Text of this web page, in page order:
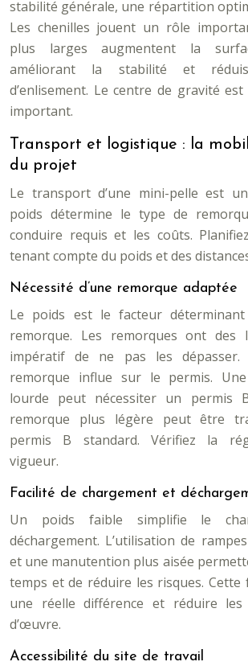
stabilité générale, une répartition
Les chenilles jouent un rôle
plus larges augmentent la
améliorant la stabilité et
d’enlisement. Le centre de gravité
important.
Transport et logistique : la
du projet
Le transport d’une mini-pelle est
poids détermine le type de
conduire requis et les coûts.
tenant compte du poids et des
Nécessité d’une remorque adaptée
Le poids est le facteur
remorque. Les remorques ont
impératif de ne pas les
remorque influe sur le permis.
lourde peut nécessiter un permis
remorque plus légère peut être
permis B standard. Vérifiez la
vigueur.
Facilité de chargement et
Un poids faible simplifie le
déchargement. L’utilisation de
et une manutention plus aisée
temps et de réduire les risques.
une réelle différence et réduire
d’œuvre.
Accessibilité du site de travail